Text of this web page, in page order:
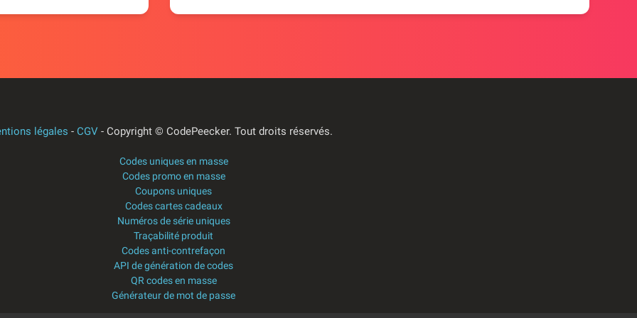
légales - CGV- Copyright © CodePeecker. Tout droits réservés.
Codes uniques en masse
Codes promo en masse
Coupons uniques
Codes cartes cadeaux
Numéros de série uniques
Traçabilité produit
Codes anti-contrefaçon
API de génération de codes
QR codes en masse
Générateur de mot de passe